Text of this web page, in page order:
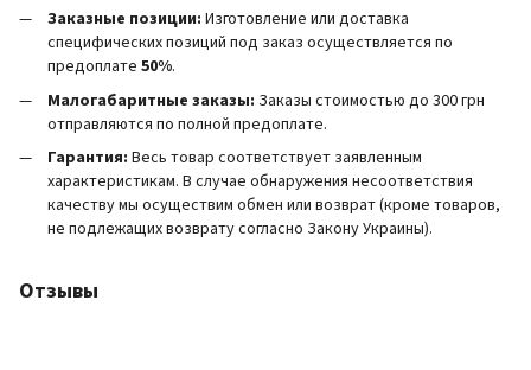
Заказные позиции: Изготовление или доставка
специфических позиций под заказ осуществляется по
предоплате 50%.
Малогабаритные заказы: Заказы стоимостью до 300 грн
отправляются по полной предоплате.
Гарантия: Весь товар соответствует заявленным
характеристикам. В случае обнаружения несоответствия
качеству мы осуществим обмен или возврат (кроме товаров,
не подлежащих возврату согласно Закону Украины).
Отзывы